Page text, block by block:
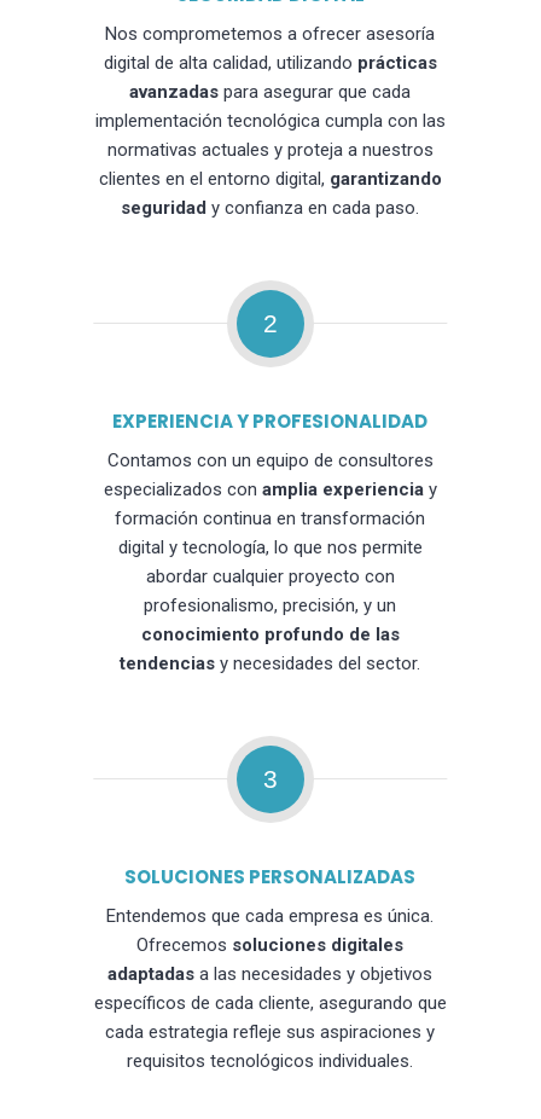
Nos comprometemos a ofrecer asesoría
digital de alta calidad, utilizando prácticas
avanzadas para asegurar que cada
implementación tecnológica cumpla con las
normativas actuales y proteja a nuestros
clientes en el entorno digital, garantizando
seguridad y confianza en cada paso.
2
EXPERIENCIA Y PROFESIONALIDAD
Contamos con un equipo de consultores
especializados con amplia experienciay
formación continua en transformación
digital y tecnología, lo que nos permite
abordar cualquier proyecto con
profesionalismo, precisión, y un
conocimiento profundo de las
tendencias y necesidades del sector.
3
SOLUCIONES PERSONALIZADAS
Entendemos que cada empresa es única.
Ofrecemos soluciones digitales
adaptadas a las necesidades y objetivos
específicos de cada cliente, asegurando que
cada estrategia refleje sus aspiraciones y
requisitos tecnológicos individuales.